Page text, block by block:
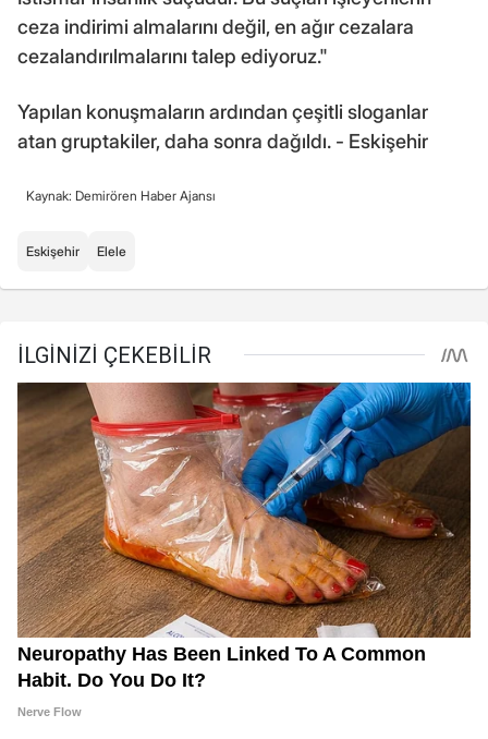
ceza indirimi almalarını değil, en ağır cezalara
cezalandırılmalarını talep ediyoruz."
Yapılan konuşmaların ardından çeşitli sloganlar
atan gruptakiler, daha sonra dağıldı. - Eskişehir
Kaynak: Demirören Haber Ajansı
Eskişehir Elele